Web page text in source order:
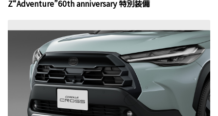
Z“Adventure”60th anniversary 特別装備